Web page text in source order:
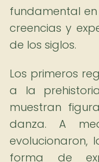
fundamental
creencias y
de los siglos.
Los primeros
a la
muestran
danza. A
evolucionaron,
forma de